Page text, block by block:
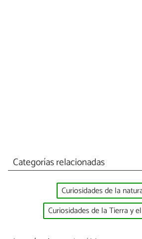
Categorías relacionadas
Curiosidades de la
Curiosidades de la Tierra y